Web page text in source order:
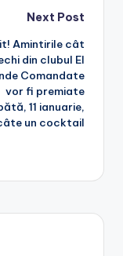
Next Post
Amintirile cât
din clubul El
Comandate
vor fi premiate
11 ianuarie,
un cocktail